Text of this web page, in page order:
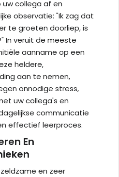
collega af en
observatie: "Ik zag dat
te groeten doorliep, is
In veruit de meeste
aanname op een
heldere,
aan te nemen,
onnodige stress,
uw collega's en
communicatie
effectief leerproces.
En
en zeer